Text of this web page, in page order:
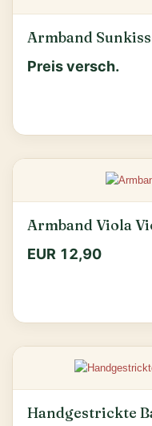
Armband
Preis versch.
Armband Viola
EUR 12,90
Handgestrickte